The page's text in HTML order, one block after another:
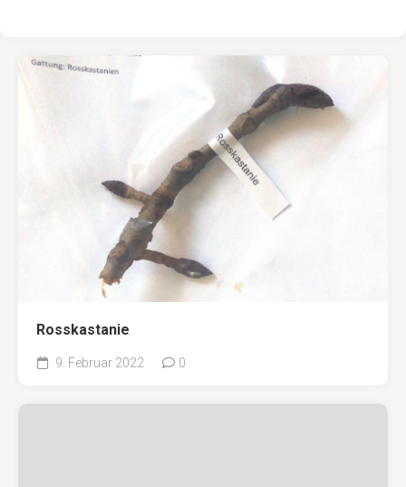
Rosskastanie
9. Februar 2022 0